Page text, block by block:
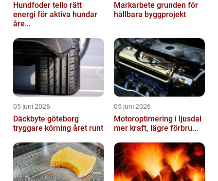
Hundfoder tello rätt
energi för aktiva hundar
åre...
Markarbete grunden för
hållbara byggprojekt
05 juni 2026
Däckbyte göteborg
tryggare körning året runt
05 juni 2026
Motoroptimering i ljusdal
mer kraft, lägre förbru...